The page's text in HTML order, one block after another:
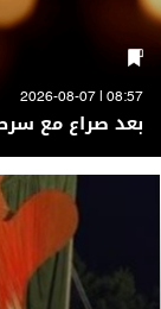
08:57 | 2026-08-07
بعد صراع مع